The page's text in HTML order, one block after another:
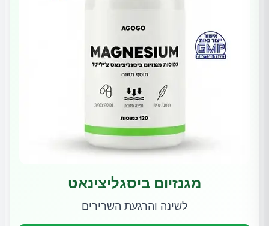
מגנזיום ביסגליצינאט
לשינה והרגעת השרירים